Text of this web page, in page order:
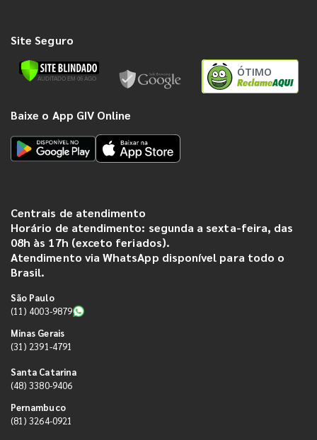
Site Seguro
ÓTIMO
Baixe o App GIV Online
Centrais de atendimento
Horário de atendimento: segunda a sexta-feira, das
08h às 17h (exceto feriados).
Atendimento via WhatsApp disponível para todo o
Brasil.
São Paulo
(11) 4003-9879
Minas Gerais
(31) 2391-4791
Santa Catarina
(48) 3380-9406
Pernambuco
(81) 3264-0921